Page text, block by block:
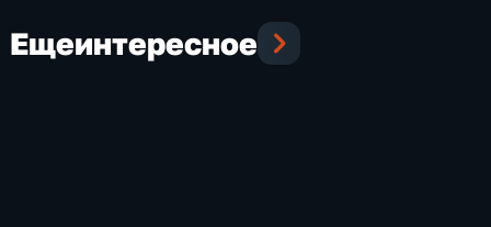
Ещеинтересное